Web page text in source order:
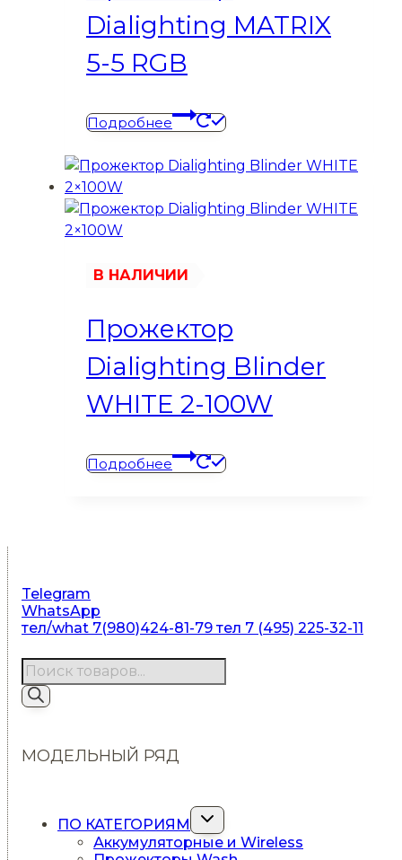
Dialighting MATRIX
5-5 RGB
Подробнее
В НАЛИЧИИ
Прожектор
Dialighting Blinder
WHITE 2-100W
Подробнее
Telegram
WhatsApp
тел/what 7(980)424-81-79тел 7 (495) 225-32-11
Поиск
товаров
МОДЕЛЬНЫЙ РЯД
ПО КАТЕГОРИЯМ
Переключить
дочернее
меню
Аккумуляторные и Wireless